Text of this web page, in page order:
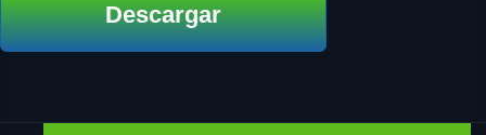
Descargar